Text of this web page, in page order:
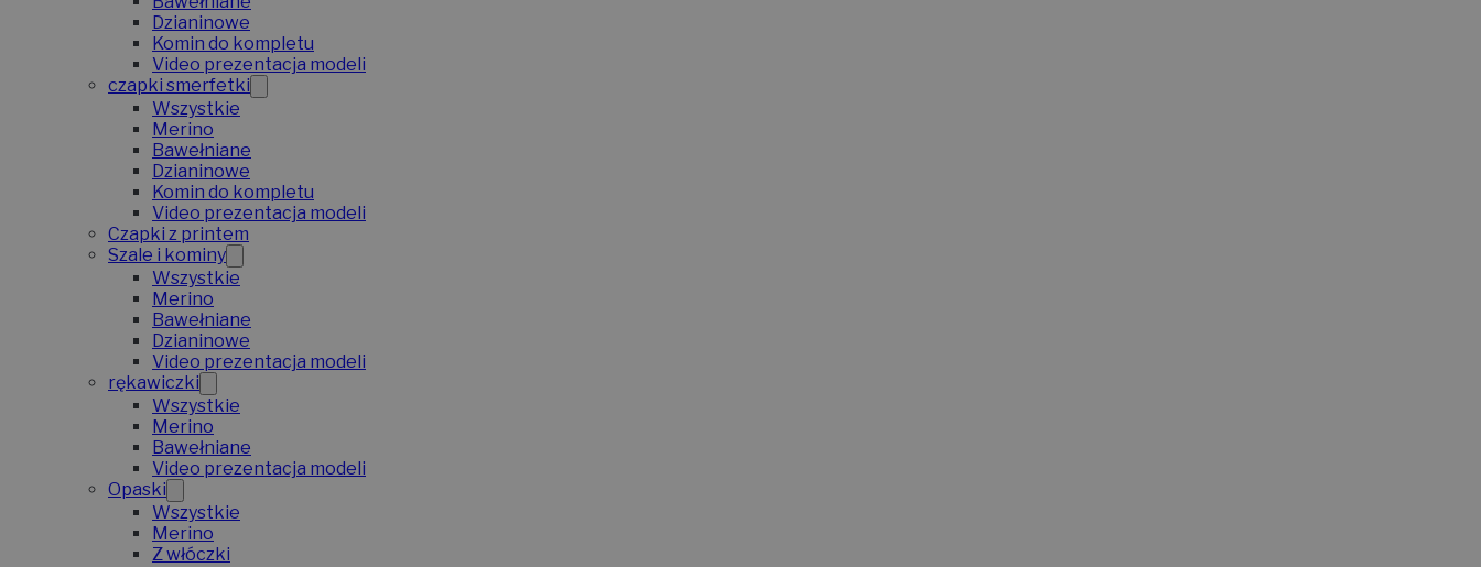
Dzianinowe
Komin do kompletu
Video prezentacja modeli
czapki smerfetki
Wszystkie
Merino
Bawełniane
Dzianinowe
Komin do kompletu
Video prezentacja modeli
Czapki z printem
Szale i kominy
Wszystkie
Merino
Bawełniane
Dzianinowe
Video prezentacja modeli
rękawiczki
Wszystkie
Merino
Bawełniane
Video prezentacja modeli
Opaski
Wszystkie
Merino
Z włóczki